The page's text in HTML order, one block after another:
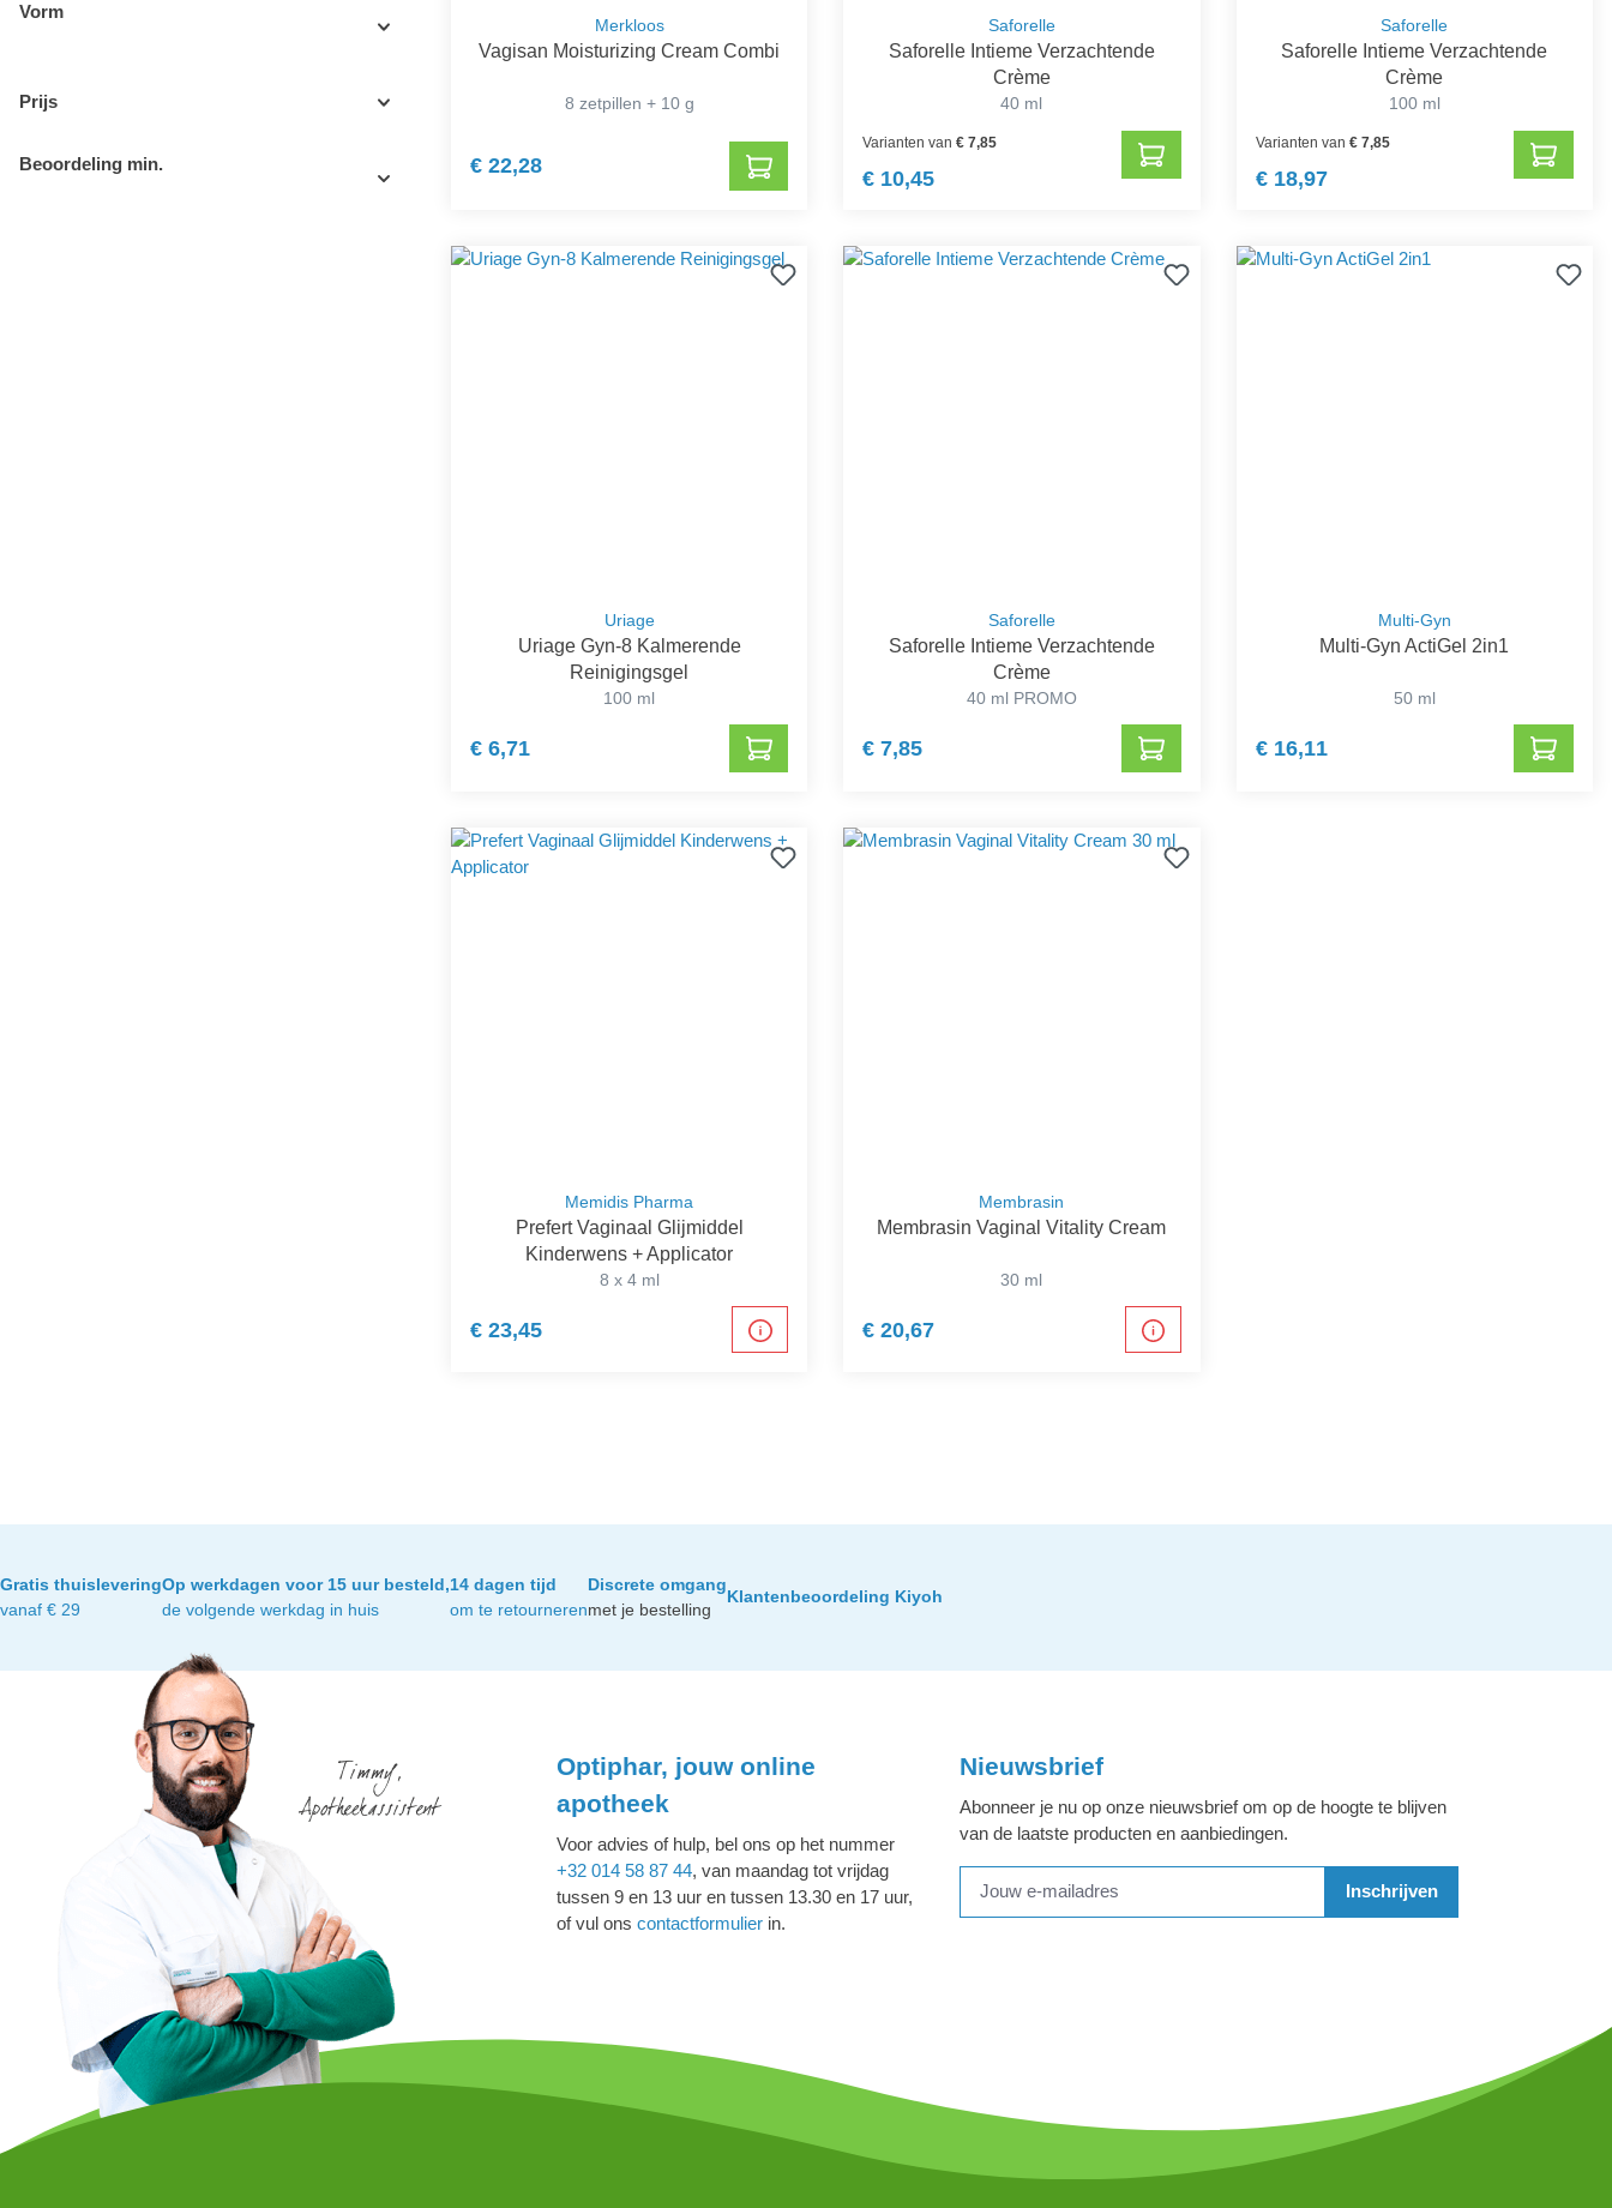
Vorm
Prijs
Beoordeling min.
Merkloos
Vagisan Moisturizing Cream Combi
8 zetpillen + 10 g
€ 22,28
Saforelle
Saforelle Intieme Verzachtende
Crème
40 ml
Varianten van€ 7,85
€ 10,45
Saforelle
Saforelle Intieme Verzachtende
Crème
100 ml
Varianten van € 7,85
€ 18,97
Uriage
Uriage Gyn-8 Kalmerende
Reinigingsgel
100 ml
€ 6,71
Saforelle
Saforelle Intieme Verzachtende
Crème
40 ml PROMO
€ 7,85
Multi-Gyn
Multi-Gyn ActiGel 2in1
50 ml
€ 16,11
Memidis Pharma
Prefert Vaginaal Glijmiddel
Kinderwens + Applicator
8 x 4 ml
€ 23,45
Membrasin
Membrasin Vaginal Vitality Cream
30 ml
€ 20,67
Gratis thuislevering
vanaf € 29
Op werkdagen voor 15 uur besteld,
de volgende werkdag in huis
14 dagen tijd
om te retourneren
Discrete omgang
met je bestelling
Klantenbeoordeling Kiyoh
Optiphar, jouw online
apotheek
Voor advies of hulp, bel ons op het nummer
+32 014 58 87 44, van maandag tot vrijdag
tussen 9 en 13 uur en tussen 13.30 en 17 uur,
of vul ons contactformulier in.
Nieuwsbrief
Abonneer je nu op onze nieuwsbrief om op de hoogte te blijven
van de laatste producten en aanbiedingen.
Inschrijven